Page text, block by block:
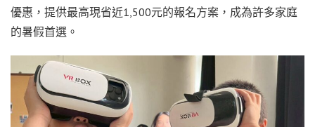
優惠，提供最高現省近1,500元的報名方案，成為許多家庭
的暑假首選。